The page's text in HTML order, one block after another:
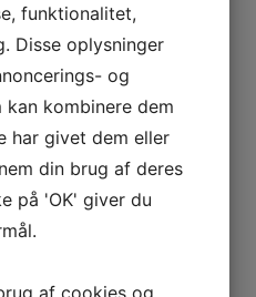
28.5 Kb
funktionalitet,
Disse oplysninger
og
kan kombinere dem
har givet dem eller
din brug af deres
på 'OK' giver du
af cookies og